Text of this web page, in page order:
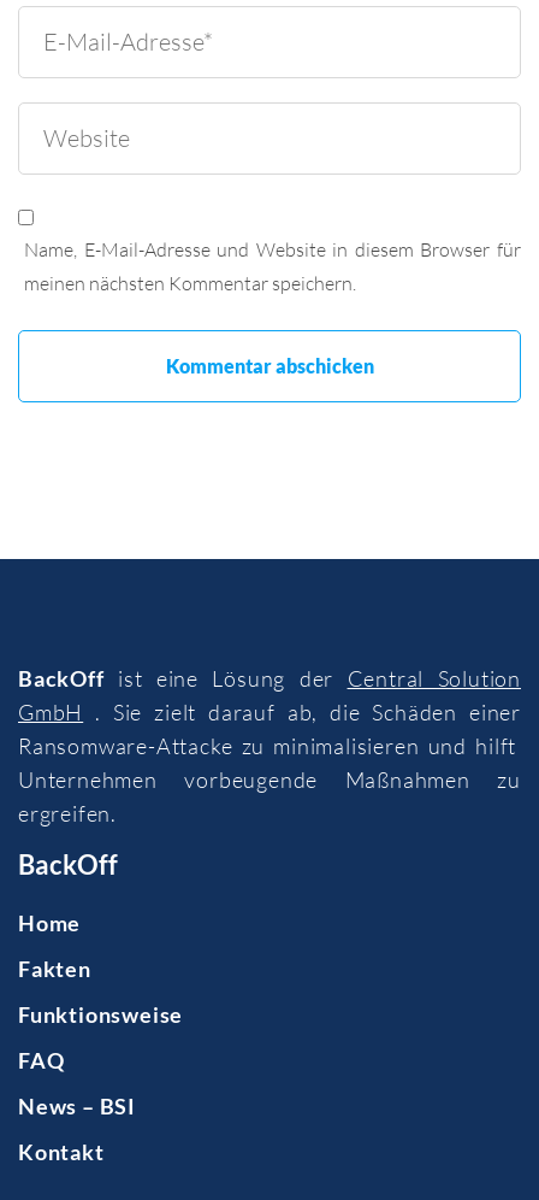
Name, E-Mail-Adresse und Website in diesem Browser für
meinen nächsten Kommentar speichern.
BackOffist eine Lösung der Central Solution
GmbH
. Sie zielt darauf ab, die Schäden einer
Ransomware-Attacke zu minimalisieren und hilft
Unternehmen vorbeugende Maßnahmen zu
ergreifen.
BackOff
Home
Fakten
Funktionsweise
FAQ
News – BSI
Kontakt